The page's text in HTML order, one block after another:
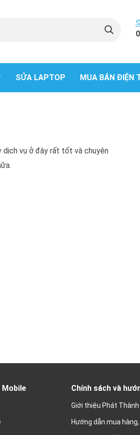
SỬA LAPTOP MUA BÁN ĐIỆN
dịch vụ ở đây rất tốt và chuyên
Mobile Chính sách và
Giới thiệu Phát Thành
Hướng dẫn mua